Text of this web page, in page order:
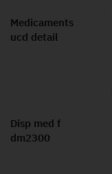
Medicaments
ucd detail
Disp med f
dm2300